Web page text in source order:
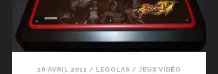
28 AVRIL 2011 / LEGOLAS / JEUX VIDÉO